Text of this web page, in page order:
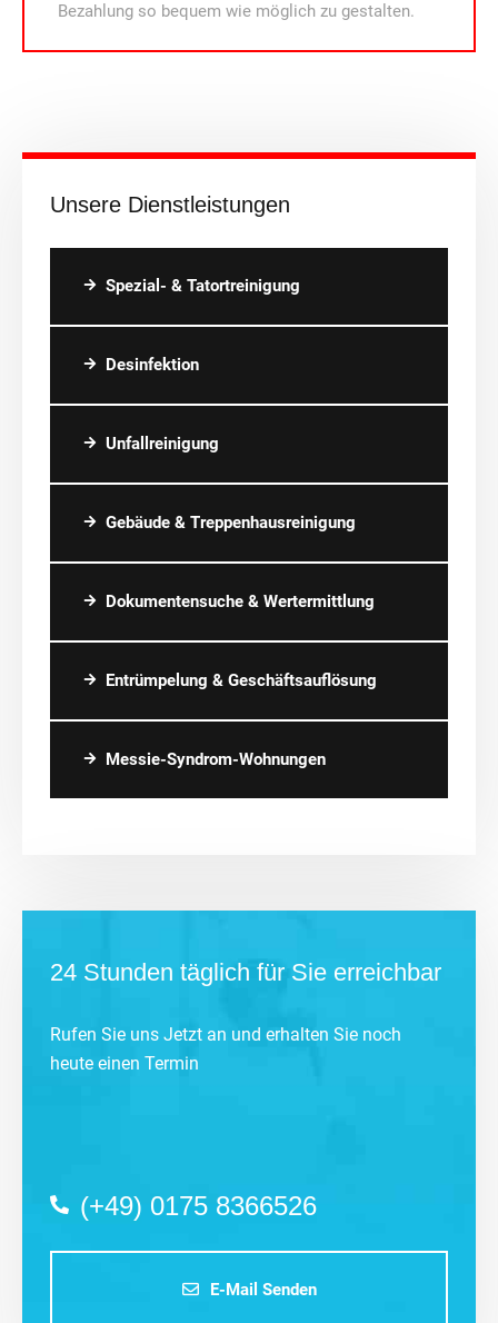
Unsere Dienstleistungen
Spezial- & Tatortreinigung
Desinfektion
Unfallreinigung
Gebäude & Treppenhausreinigung
Dokumentensuche & Wertermittlung
Entrümpelung & Geschäftsauflösung
Messie-Syndrom-Wohnungen
24 Stunden täglich für Sie erreichbar
Rufen Sie uns Jetzt an und erhalten Sie noch
heute einen Termin
(+49) 0175 8366526
E-Mail Senden
Bezahlung so bequem wie möglich zu gestalten.